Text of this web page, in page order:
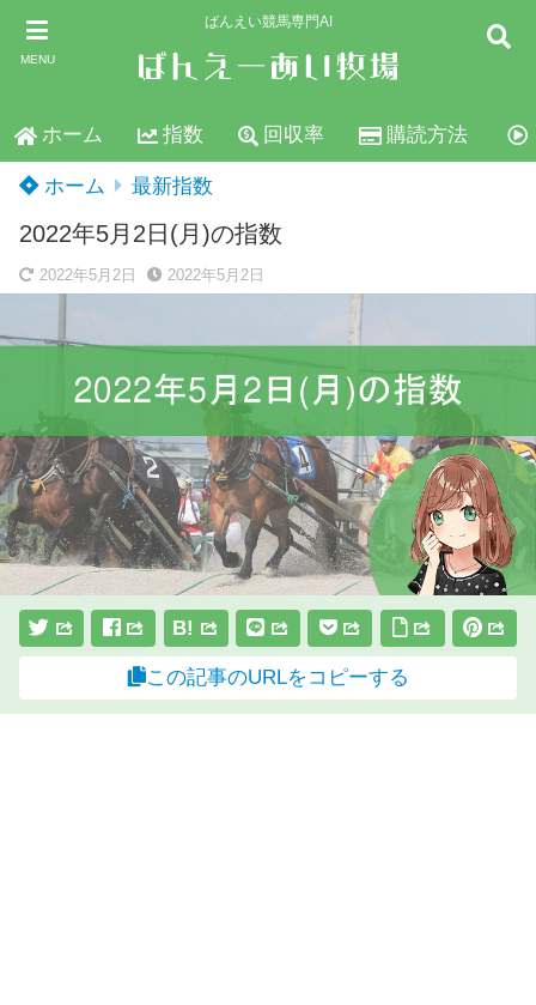
MENU
ばんえい競馬専門AI
ホーム 指数 回収率 購読方法
ホーム 最新指数
2022年5月2日(月)の指数
2022年5月2日 2022年5月2日
B!
この記事のURLをコピーする